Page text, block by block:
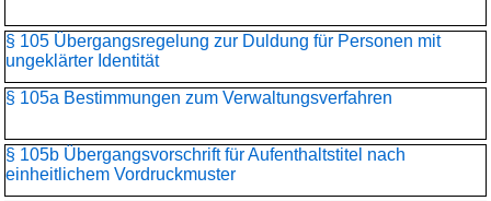
§ 105 Übergangsregelung zur Duldung für Personen mit
ungeklärter Identität
§ 105a Bestimmungen zum Verwaltungsverfahren
§ 105b Übergangsvorschrift für Aufenthaltstitel nach
einheitlichem Vordruckmuster